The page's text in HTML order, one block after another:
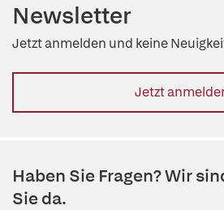
Newsletter
Jetzt anmelden und keine
Jetzt
Haben Sie Fragen? Wir
Sie da.